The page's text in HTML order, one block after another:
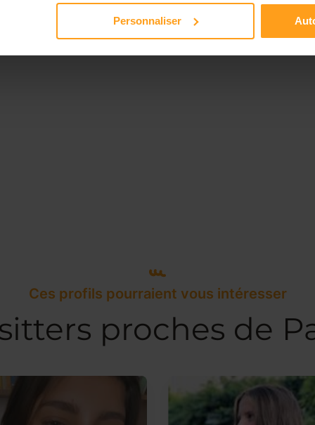
Personnaliser
Disponible de 00:00 à 00:00
Ces profils pourraient vous intéresser
proches de